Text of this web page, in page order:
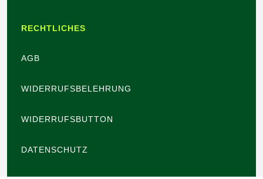
RECHTLICHES
AGB
WIDERRUFSBELEHRUNG
WIDERRUFSBUTTON
DATENSCHUTZ